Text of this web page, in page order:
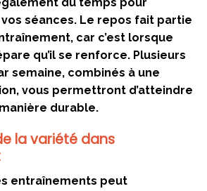
du temps pour
séances. Le repos fait partie
car c’est lorsque
qu’il se renforce. Plusieurs
semaine, combinés à une
vous permettront d’atteindre
durable.
la variété dans
entraînements peut